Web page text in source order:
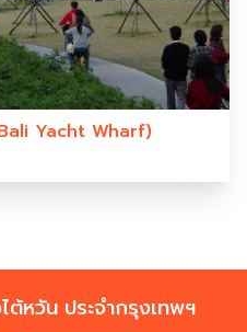
Yacht Wharf)
ต้หวัน ประจำกรุงเทพฯ